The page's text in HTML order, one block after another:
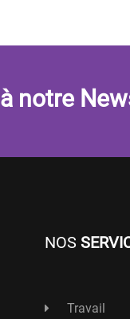
à notre
NOS
Travail